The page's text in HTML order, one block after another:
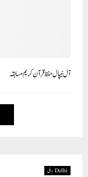
آل نیپال حفظ قرآن کریم مسابقہ
Delhi دہلی